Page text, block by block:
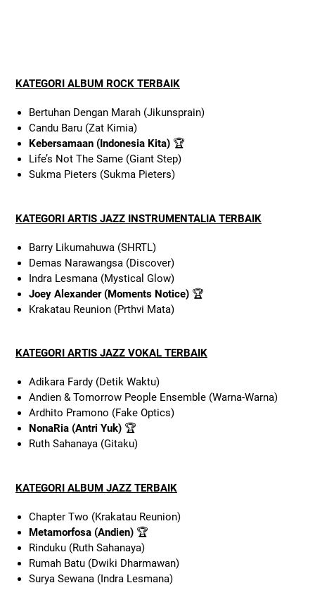
KATEGORI ALBUM ROCK TERBAIK
Bertuhan Dengan Marah (Jikunsprain)
Candu Baru (Zat Kimia)
Kebersamaan (Indonesia Kita)🏆
Life’s Not The Same (Giant Step)
Sukma Pieters (Sukma Pieters)
KATEGORI ARTIS JAZZ INSTRUMENTALIA TERBAIK
Barry Likumahuwa (SHRTL)
Demas Narawangsa (Discover)
Indra Lesmana (Mystical Glow)
Joey Alexander (Moments Notice)🏆
Krakatau Reunion (Prthvi Mata)
KATEGORI ARTIS JAZZ VOKAL TERBAIK
Adikara Fardy (Detik Waktu)
Andien & Tomorrow People Ensemble (Warna-Warna)
Ardhito Pramono (Fake Optics)
NonaRia (Antri Yuk)🏆
Ruth Sahanaya (Gitaku)
KATEGORI ALBUM JAZZ TERBAIK
Chapter Two (Krakatau Reunion)
Metamorfosa (Andien)🏆
Rinduku (Ruth Sahanaya)
Rumah Batu (Dwiki Dharmawan)
Surya Sewana (Indra Lesmana)